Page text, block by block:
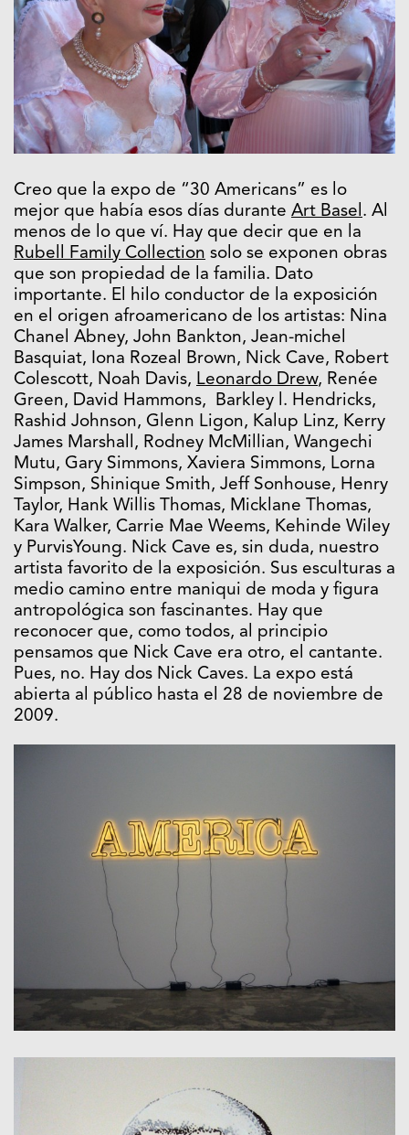
Creo que la expo de “30 Americans” es lo
mejor que había esos días durante Art Basel. Al
menos de lo que ví. Hay que decir que en la
Rubell Family Collection solo se exponen obras
que son propiedad de la familia. Dato
importante. El hilo conductor de la exposición
en el origen afroamericano de los artistas: Nina
Chanel Abney, John Bankton, Jean-michel
Basquiat, Iona Rozeal Brown, Nick Cave, Robert
Colescott, Noah Davis, Leonardo Drew, Renée
Green, David Hammons, Barkley l. Hendricks,
Rashid Johnson, Glenn Ligon, Kalup Linz, Kerry
James Marshall, Rodney McMillian, Wangechi
Mutu, Gary Simmons, Xaviera Simmons, Lorna
Simpson, Shinique Smith, Jeff Sonhouse, Henry
Taylor, Hank Willis Thomas, Micklane Thomas,
Kara Walker, Carrie Mae Weems, Kehinde Wiley
y PurvisYoung. Nick Cave es, sin duda, nuestro
artista favorito de la exposición. Sus esculturas a
medio camino entre maniqui de moda y figura
antropológica son fascinantes. Hay que
reconocer que, como todos, al principio
pensamos que Nick Cave era otro, el cantante.
Pues, no. Hay dos Nick Caves. La expo está
abierta al público hasta el 28 de noviembre de
2009.